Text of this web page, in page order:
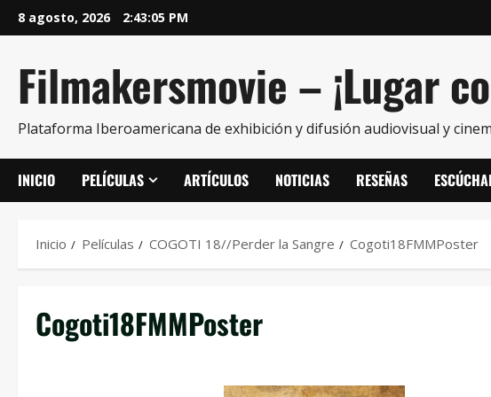
8 agosto, 2026 2:43:05 PM
Filmakersmovie – ¡Lugar
Plataforma Iberoamericana de exhibición y difusión audiovisual y
INICIO PELÍCULAS ARTÍCULOS NOTICIAS RESEÑAS
Inicio Películas COGOTI 18//Perder la Sangre Cogoti18FMMPoster
Cogoti18FMMPoster